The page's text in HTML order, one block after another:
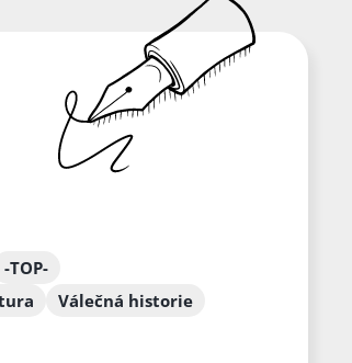
-TOP-
Válečná historie